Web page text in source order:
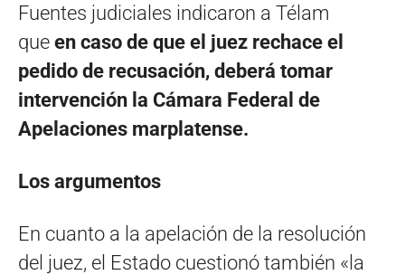
Fuentes judiciales indicaron a Télam
que en caso de que el juez rechace el
pedido de recusación, deberá tomar
intervención la Cámara Federal de
Apelaciones marplatense.
Los argumentos
En cuanto a la apelación de la resolución
del juez, el Estado cuestionó también «la